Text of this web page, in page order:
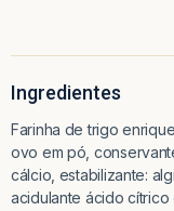
Ingredientes
Farinha de trigo
ovo em pó,
cálcio, estabilizante:
acidulante ácido